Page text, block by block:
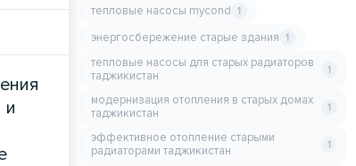
тепловые насосы mycond 1
энергосбережение старые здания 1
тепловые насосы для старых радиаторов
таджикистан
1
модернизация отопления в старых домах
таджикистан
1
эффективное отопление старыми
радиаторами таджикистан
1
и